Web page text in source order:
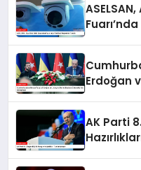
Erdoğan
AK Parti